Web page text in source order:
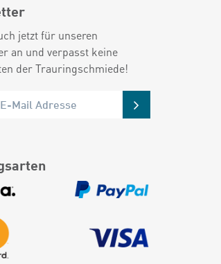
jetzt für unseren
an und verpasst keine
der Trauringschmiede!